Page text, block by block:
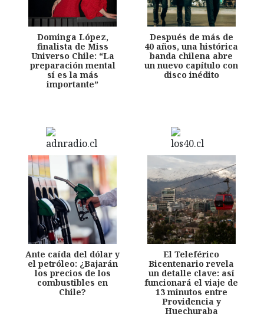
Dominga López,
finalista de Miss
Universo Chile: “La
preparación mental
sí es la más
importante”
Después de más de
40 años, una histórica
banda chilena abre
un nuevo capítulo con
disco inédito
Ante caída del dólar y
el petróleo: ¿Bajarán
los precios de los
combustibles en
Chile?
El Teleférico
Bicentenario revela
un detalle clave: así
funcionará el viaje de
13 minutos entre
Providencia y
Huechuraba